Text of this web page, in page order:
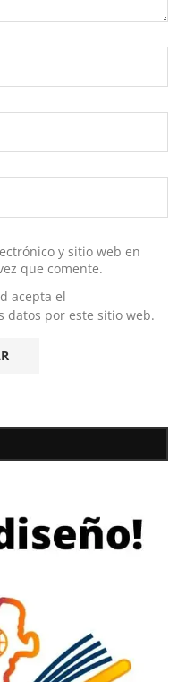
y sitio web en
que comente.
acepta el
datos por este sitio web.